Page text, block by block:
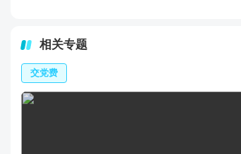
相关专题
交党费